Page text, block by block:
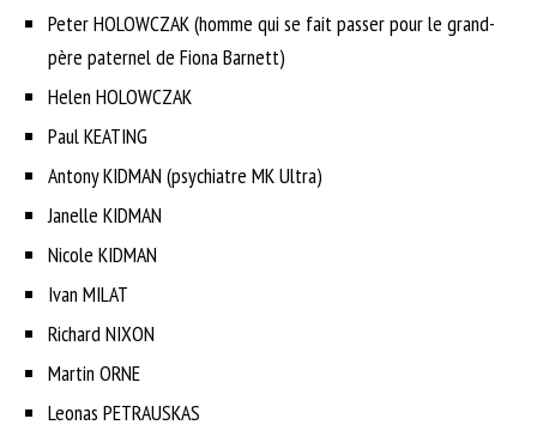
Peter HOLOWCZAK (homme qui se fait passer pour le grand-
père paternel de Fiona Barnett)
Helen HOLOWCZAK
Paul KEATING
Antony KIDMAN (psychiatre MK Ultra)
Janelle KIDMAN
Nicole KIDMAN
Ivan MILAT
Richard NIXON
Martin ORNE
Leonas PETRAUSKAS